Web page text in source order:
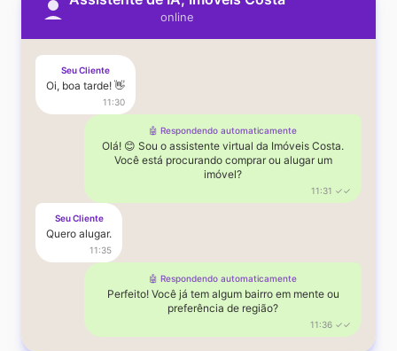
online
Seu Cliente
Oi, boa tarde! 👋
11:30
🤖 Respondendo automaticamente
Olá! 😊 Sou o assistente virtual da Imóveis Costa.
Você está procurando comprar ou alugar um
imóvel?
11:31 ✓✓
Seu Cliente
Quero alugar.
11:35
🤖 Respondendo automaticamente
Perfeito! Você já tem algum bairro em mente ou
preferência de região?
11:36 ✓✓